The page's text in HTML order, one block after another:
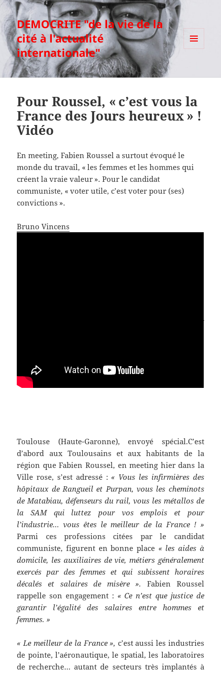
DEMOCRITE "de la vie de la
cité à l'actualité
internationale"
Pour Roussel, « c’est vous la
France des Jours heureux » !
Vidéo
En meeting, Fabien Roussel a surtout évoqué le
monde du travail, « les femmes et les hommes qui
créent la vraie valeur ». Pour le candidat
communiste, « voter utile, c’est voter pour (ses)
convictions ».
Bruno Vincens
Toulouse (Haute-Garonne), envoyé spécial.C’est
d’abord aux Toulousains et aux habitants de la
région que Fabien Roussel, en meeting hier dans la
Ville rose, s’est adressé : « Vous les infirmières des
hôpitaux de Rangueil et Purpan, vous les cheminots
de Matabiau, défenseurs du rail, vous les métallos de
la SAM qui luttez pour vos emplois et pour
l’industrie… vous êtes le meilleur de la France ! »
Parmi ces professions citées par le candidat
communiste, figurent en bonne place « les aides à
domicile, les auxiliaires de vie, métiers généralement
exercés par des femmes et qui subissent horaires
décalés et salaires de misère ». Fabien Roussel
rappelle son engagement : « Ce n’est que justice de
garantir l’égalité des salaires entre hommes et
femmes. »
« Le meilleur de la France », c’est aussi les industries
de pointe, l’aéronautique, le spatial, les laboratoires
de recherche… autant de secteurs très implantés à